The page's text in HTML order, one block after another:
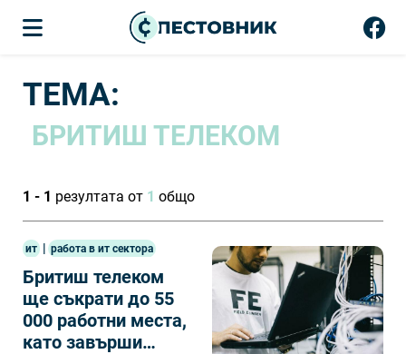
ТЕМА:
БРИТИШ ТЕЛЕКОМ
1 - 1 резултата от 1 общо
ит | работа в ит сектора
Бритиш телеком
ще съкрати до 55
000 работни места,
като завърши